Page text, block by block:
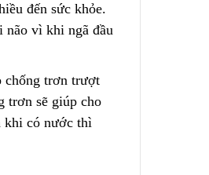
đến sức khỏe.
não vì khi ngã đầu
chống trơn trượt
trơn sẽ giúp cho
khi có nước thì
Công Nghệ Sản Xuất Hạt
Nhựa Lewatit S1567
Cấu Tạo Và Đặc Điểm Của
Sợi Kẽm Chịu Lực
2023/12/11